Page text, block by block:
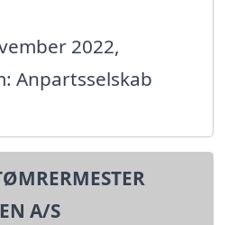
2022,
Anpartsselskab
A/S